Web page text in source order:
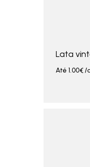
Lata
Até 1.00€/